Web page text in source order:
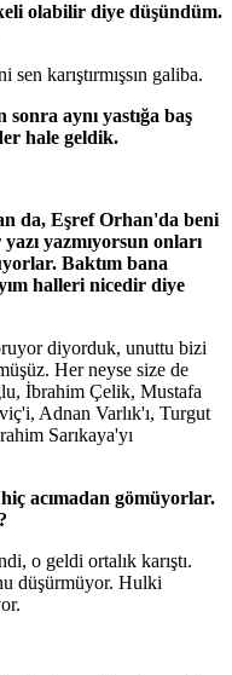
olabilir diye düşündüm.
karıştırmışsın galiba.
aynı yastığa baş
hale geldik.
da, Eşref Orhan'da beni
yazmıyorsun onları
Baktım bana
halleri nicedir diye
diyorduk, unuttu bizi
Her neyse size de
İbrahim Çelik, Mustafa
Adnan Varlık'ı, Turgut
Sarıkaya'yı
acımadan gömüyorlar.
o geldi ortalık karıştı.
düşürmüyor. Hulki